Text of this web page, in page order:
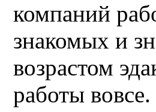
компаний
знакомых и
возрастом
работы